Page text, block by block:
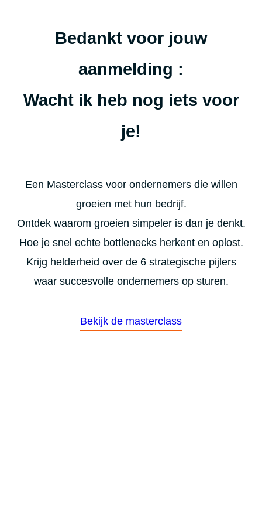
Bedankt voor jouw
aanmelding :
Wacht ik heb nog iets voor
je!
Een Masterclass voor ondernemers die willen
groeien met hun bedrijf.
Ontdek waarom groeien simpeler is dan je denkt.
Hoe je snel echte bottlenecks herkent en oplost.
Krijg helderheid over de 6 strategische pijlers
waar succesvolle ondernemers op sturen.
Bekijk de masterclass